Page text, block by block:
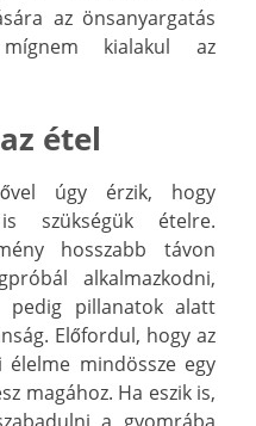
az önsanyargatás
kialakul az
étel
úgy érzik, hogy
szükségük ételre.
hosszabb távon
alkalmazkodni,
pedig pillanatok alatt
Előfordul, hogy az
mindössze egy
magához. Ha eszik is,